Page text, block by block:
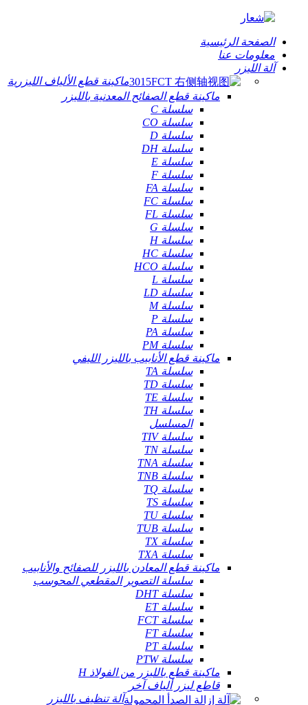
الصفحة الرئيسية
معلومات عنا
آلة الليزر
ماكينة قطع الألياف الليزرية
ماكينة قطع الصفائح المعدنية بالليزر
سلسلة C
سلسلة CO
سلسلة D
سلسلة DH
سلسلة E
سلسلة F
سلسلة FA
سلسلة FC
سلسلة FL
سلسلة G
سلسلة H
سلسلة HC
سلسلة HCO
سلسلة L
سلسلة LD
سلسلة M
سلسلة P
سلسلة PA
سلسلة PM
ماكينة قطع الأنابيب بالليزر الليفي
سلسلة TA
سلسلة TD
سلسلة TE
سلسلة TH
المسلسل
سلسلة TIV
سلسلة TN
سلسلة TNA
سلسلة TNB
سلسلة TQ
سلسلة TS
سلسلة TU
سلسلة TUB
سلسلة TX
سلسلة TXA
ماكينة قطع المعادن بالليزر للصفائح والأنابيب
سلسلة التصوير المقطعي المحوسب
سلسلة DHT
سلسلة ET
سلسلة FCT
سلسلة FT
سلسلة PT
سلسلة PTW
ماكينة قطع بالليزر من الفولاذ H
قاطع ليزر ألياف آخر
آلة تنظيف بالليزر